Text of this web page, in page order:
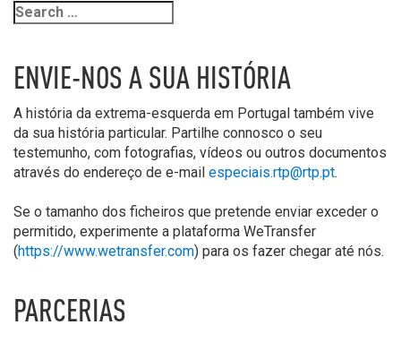
ENVIE-NOS A SUA HISTÓRIA
A história da extrema-esquerda em Portugal também vive
da sua história particular. Partilhe connosco o seu
testemunho, com fotografias, vídeos ou outros documentos
através do endereço de e-mail especiais.rtp@rtp.pt.
Se o tamanho dos ficheiros que pretende enviar exceder o
permitido, experimente a plataforma WeTransfer
(https://www.wetransfer.com) para os fazer chegar até nós.
PARCERIAS